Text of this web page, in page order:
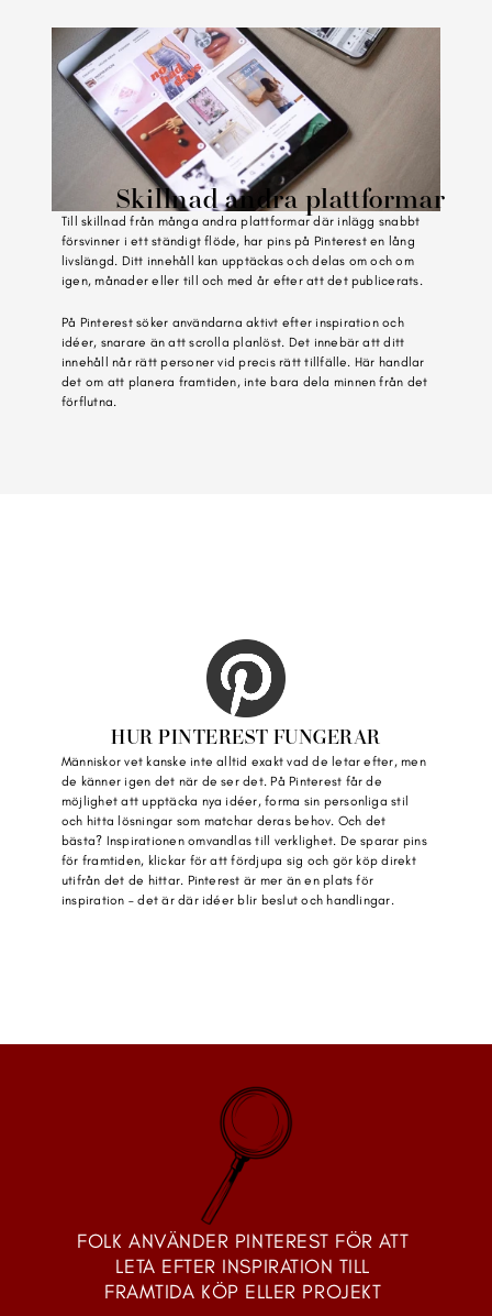
HUR PINTEREST FUNGERAR
Människor vet kanske inte alltid exakt vad de letar efter, men
de känner igen det när de ser det. På Pinterest får de
möjlighet att upptäcka nya idéer, forma sin personliga stil
och hitta lösningar som matchar deras behov. Och det
bästa? Inspirationen omvandlas till verklighet. De sparar pins
för framtiden, klickar för att fördjupa sig och gör köp direkt
utifrån det de hittar. Pinterest är mer än en plats för
inspiration – det är där idéer blir beslut och handlingar.
Skillnad andra plattformar
Till skillnad från många andra plattformar där inlägg snabbt
försvinner i ett ständigt flöde, har pins på Pinterest en lång
livslängd. Ditt innehåll kan upptäckas och delas om och om
igen, månader eller till och med år efter att det publicerats.
På Pinterest söker användarna aktivt efter inspiration och
idéer, snarare än att scrolla planlöst. Det innebär att ditt
innehåll når rätt personer vid precis rätt tillfälle. Här handlar
det om att planera framtiden, inte bara dela minnen från det
förflutna.
FOLK ANVÄNDER PINTEREST FÖR ATT
LETA EFTER INSPIRATION TILL
FRAMTIDA KÖP ELLER PROJEKT